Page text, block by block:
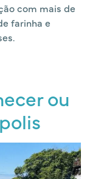
com mais de
farinha e
ou